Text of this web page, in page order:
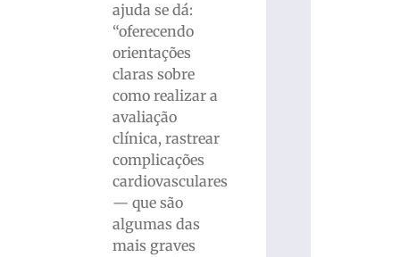
ajuda se dá:
“oferecendo
orientações
claras sobre
como realizar a
avaliação
clínica, rastrear
complicações
cardiovasculares
— que são
algumas das
mais graves